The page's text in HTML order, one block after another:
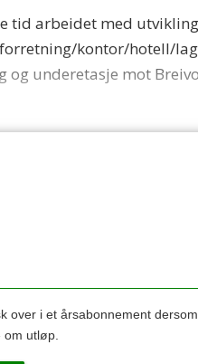
tid arbeidet med
kontor/hotell/
og underetasje mot
over i et årsabonnement
om utløp.